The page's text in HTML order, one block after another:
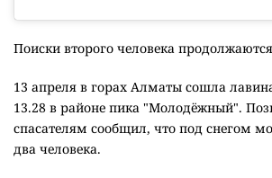
Поиски второго человека
13 апреля в горах Алматы сошла
13.28 в районе пика "Молодёжный".
спасателям сообщил, что под снегом
два человека.